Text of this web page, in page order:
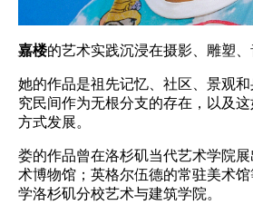
嘉楼的艺术实践沉浸在摄影、雕塑、
她的作品是祖先记忆、社区、景观
究民间作为无根分支的存在，以及
方式发展。
娄的作品曾在洛杉矶当代艺术学院
术博物馆；英格尔伍德的常驻美术
学洛杉矶分校艺术与建筑学院。